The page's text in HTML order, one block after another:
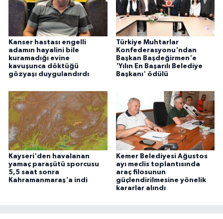
Kanser hastası engelli
adamın hayalini bile
kuramadığı evine
kavuşunca döktüğü
gözyaşı duygulandırdı
Türkiye Muhtarlar
Konfederasyonu'ndan
Başkan Başdeğirmen'e
'Yılın En Başarılı Belediye
Başkanı' ödülü
Kayseri'den havalanan
yamaç paraşütü sporcusu
5,5 saat sonra
Kahramanmaraş'a indi
Kemer Belediyesi Ağustos
ayı meclis toplantısında
araç filosunun
güçlendirilmesine yönelik
kararlar alındı